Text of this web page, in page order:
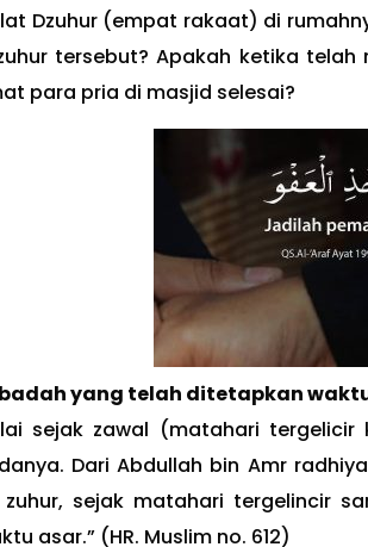
Dzuhur (empat rakaat) di
tersebut? Apakah ketika
para pria di masjid selesai?
yang telah ditetapkan
sejak zawal (matahari
Dari Abdullah bin Amr
zuhur, sejak matahari tergelincir
asar.” (HR. Muslim no. 612)